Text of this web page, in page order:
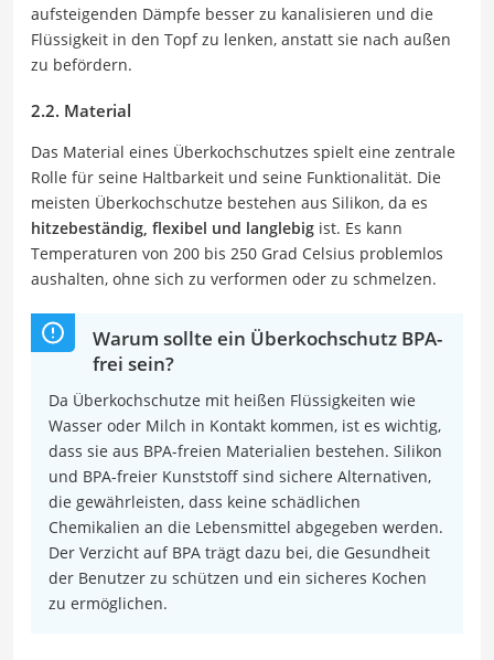
aufsteigenden Dämpfe besser zu kanalisieren und die
Flüssigkeit in den Topf zu lenken, anstatt sie nach außen
zu befördern.
2.2. Material
Das Material eines Überkochschutzes spielt eine zentrale
Rolle für seine Haltbarkeit und seine Funktionalität. Die
meisten Überkochschutze bestehen aus Silikon, da es
hitzebeständig, flexibel und langlebig ist. Es kann
Temperaturen von 200 bis 250 Grad Celsius problemlos
aushalten, ohne sich zu verformen oder zu schmelzen.
Warum sollte ein Überkochschutz BPA-
frei sein?
Da Überkochschutze mit heißen Flüssigkeiten wie
Wasser oder Milch in Kontakt kommen, ist es wichtig,
dass sie aus BPA-freien Materialien bestehen. Silikon
und BPA-freier Kunststoff sind sichere Alternativen,
die gewährleisten, dass keine schädlichen
Chemikalien an die Lebensmittel abgegeben werden.
Der Verzicht auf BPA trägt dazu bei, die Gesundheit
der Benutzer zu schützen und ein sicheres Kochen
zu ermöglichen.